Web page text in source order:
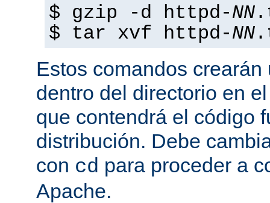
$ gzip -d httpd-NN
$ tar xvf httpd-NN
Estos comandos
dentro del directorio en
que contendrá el código
distribución. Debe
con cd para proceder a
Apache.